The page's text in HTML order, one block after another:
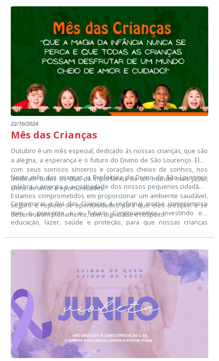
médico, tire dúvidas, cuide-se e compartilhe essa mensagem.
saudável para todos os homens.
22/10/2024
Mês das Crianças
Outubro é um mês especial, dedicado às nossas crianças, que são
a alegria, a esperança e o futuro do Divino de São Lourenço. Elas,
com seus sorrisos sinceros e corações cheios de sonhos, nos
lembram todos os dias da importância de um mundo mais justo,
cheio de amor e oportunidades.
Neste mês das crianças, a Prefeitura do Divino de São Lourenço
celebra a energia e a criatividade dos nossos pequenos cidadãos.
Estamos comprometidos em proporcionar um ambiente saudável,
seguro e repleto de oportunidades para que eles cresçam e se
desenvolvam plenamente, com dignidade e respeito.
Comemorar o Dia das Crianças é reafirmar nosso compromisso
com o presente e o futuro. Continuaremos investindo em
educação, lazer, saúde e proteção, para que nossas crianças
e comprometidos com o bem-estar da nossa comunidade.